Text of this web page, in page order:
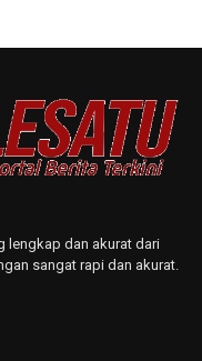
lengkap dan akurat dari
sangat rapi dan akurat.